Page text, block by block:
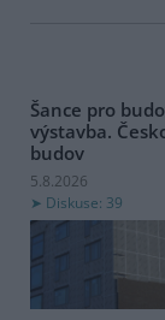
Šance pro
výstavba.
budov
5.8.2026
Diskuse: 39